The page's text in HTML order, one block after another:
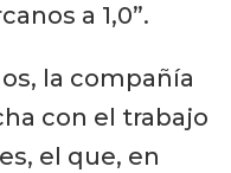
a 1,0”.
la compañía
con el trabajo
el que, en